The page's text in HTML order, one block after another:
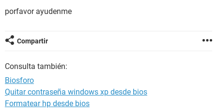
porfavor ayudenme
Compartir
Consulta también:
Biosforo
Quitar contraseña windows xp desde bios
Formatear hp desde bios